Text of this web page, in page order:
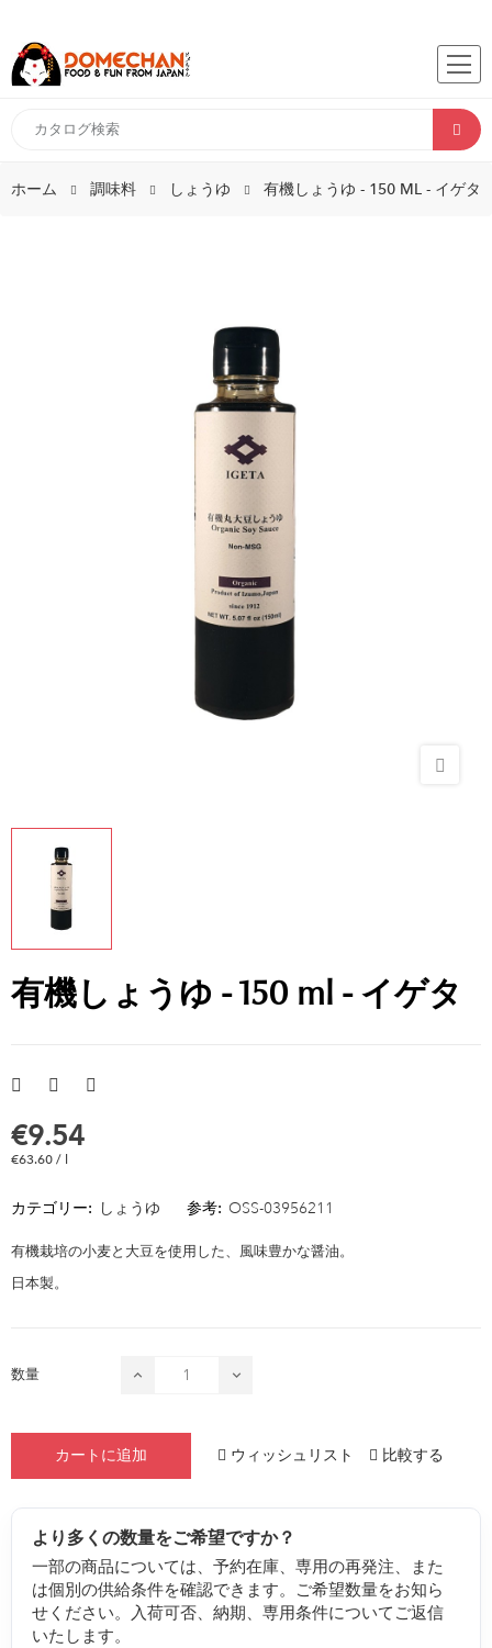
ホーム 調味料 しょうゆ 有機しょうゆ - 150 ML - イゲタ
有機しょうゆ - 150 ml - イゲタ
€9.54
€63.60 / l
カテゴリー: しょうゆ 参考: OSS-03956211
有機栽培の小麦と大豆を使用した、風味豊かな醤油。
日本製。
数量
カートに追加 ウィッシュリスト 比較する
より多くの数量をご希望ですか？
一部の商品については、予約在庫、専用の再発注、また
は個別の供給条件を確認できます。ご希望数量をお知ら
せください。入荷可否、納期、専用条件についてご返信
いたします。